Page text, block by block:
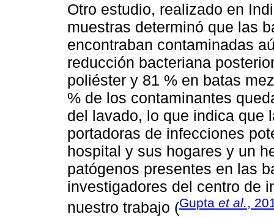
Otro estudio, realizado en
muestras determinó que las
encontraban contaminadas
reducción bacteriana
poliéster y 81 % en batas
% de los contaminantes
del lavado, lo que indica que
portadoras de infecciones
hospital y sus hogares y un
patógenos presentes en las
investigadores del centro de
nuestro trabajo (Gupta et al.,